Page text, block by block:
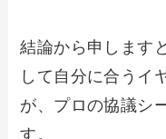
結論から申します
して自分に合うイ
が、プロの協議シ
す。